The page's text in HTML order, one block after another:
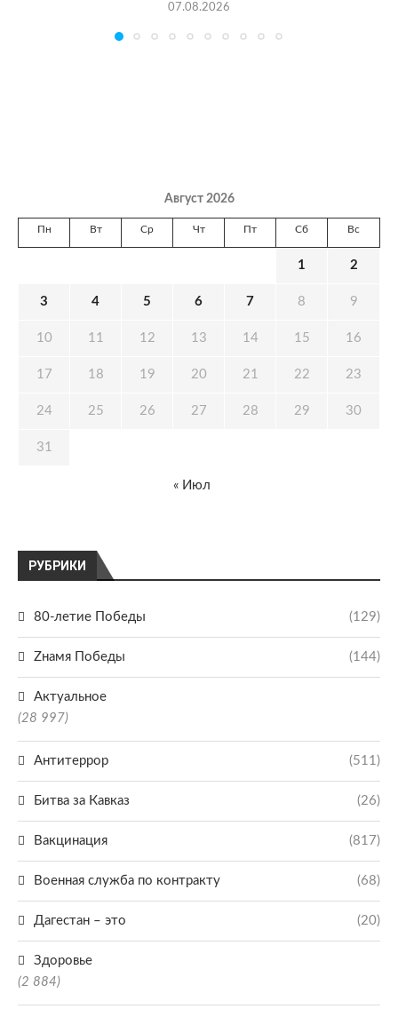
07.08.2026
РУБРИКИ
80-летие Победы (129)
Zнамя Победы (144)
Актуальное
(28 997)
Антитеррор (511)
Битва за Кавказ (26)
Вакцинация (817)
Военная служба по контракту (68)
Дагестан – это (20)
Здоровье
(2 884)
Август 2026
Пн Вт Ср Чт Пт Сб Вс
1 2
3 4 5 6 7 8 9
10 11 12 13 14 15 16
17 18 19 20 21 22 23
24 25 26 27 28 29 30
31
« Июл